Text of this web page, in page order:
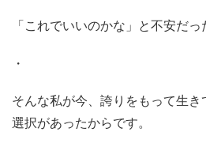
「これでいいのかな」と不安だっ
・
そんな私が今、誇りをもって生
選択があったからです。